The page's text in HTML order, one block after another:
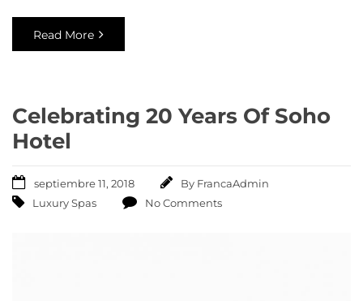
Read More
Celebrating 20 Years Of Soho
Hotel
septiembre 11, 2018 By FrancaAdmin
Luxury Spas
No Comments